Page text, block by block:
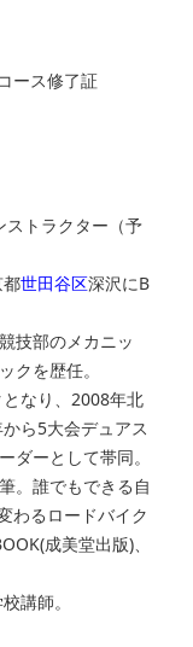
ース修了証
トラクター（予
世田谷区深沢にB
技部のメカニッ
クを歴任。
なり、2008年北
ら5大会デュアス
ダーとして帯同。
。誰でもできる自
わるロードバイク
成美堂出版)、
講師。